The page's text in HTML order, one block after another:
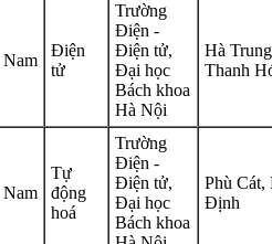
Nam
Điện
tử
Trường
Điện -
Điện tử,
Đại học
Bách khoa
Hà Nội
Hà
Thanh
Nam
Tự
động
hoá
Trường
Điện -
Điện tử,
Đại học
Bách khoa
Phù Cát,
Định